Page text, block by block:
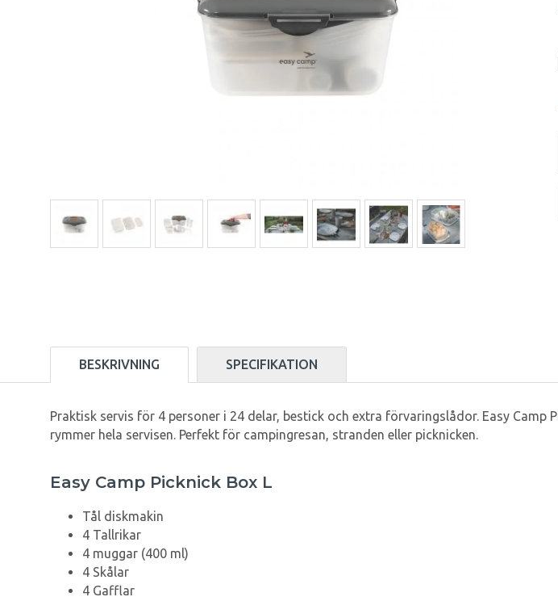
BESKRIVNING SPECIFIKATION
Praktisk servis för 4 personer i 24 delar, bestick och extra förvaringslådor. Easy
rymmer hela servisen. Perfekt för campingresan, stranden eller picknicken.
Easy Camp Picknick Box L
Tål diskmakin
4 Tallrikar
4 muggar (400 ml)
4 Skålar
4 Gafflar